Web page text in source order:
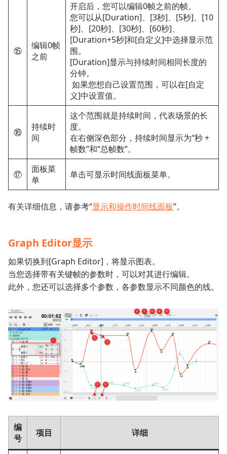
⑮
编辑0帧
之前
开启后，您可以编辑0帧之前的帧。
您可以从[Duration]、[3秒]、[5秒]、[10
秒]、[20秒]、[30秒]、[60秒]、
[Duration+5秒]和[自定义]中选择显示范
围。
[Duration]显示与持续时间相同长度的
分钟。
如果您想自己设置范围，可以在[自定
义]中设置值。
⑯
持续时
间
这个范围就是持续时间，代表场景的长
度。
在右侧深色部分，持续时间显示为“秒 +
帧数”和“总帧数”。
⑰
面板菜
单
单击可显示时间线面板菜单。
有关详细信息，请参考“显示和操作时间线面板”。
Graph Editor显示
如果切换到[Graph Editor]，将显示图表。
当您选择带有关键帧的参数时，可以对其进行编辑。
此外，您还可以选择多个参数，各参数显示不同颜色的线。
编
号
项目 详细